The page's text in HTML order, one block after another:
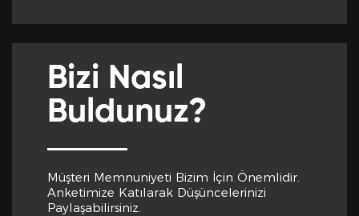
Bizi Nasıl
Buldunuz?
Müşteri Memnuniyeti Bizim İçin Önemlidir.
Anketimize Katılarak Düşüncelerinizi
Paylaşabilirsiniz.
sebep olanağını anlayarak kabul ettiğimi beyan
ederim.
BAŞVURUMUGÖNDER